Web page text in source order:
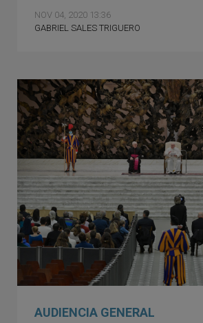
NOV 04, 2020 13:36
GABRIEL SALES TRIGUERO
AUDIENCIA GENERAL